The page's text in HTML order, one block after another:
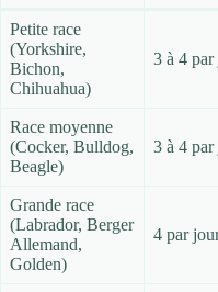
Petite race
(Yorkshire,
Bichon,
Chihuahua)
3 à 4
Race moyenne
(Cocker, Bulldog,
Beagle)
3 à 4
Grande race
(Labrador, Berger
Allemand,
Golden)
4 par